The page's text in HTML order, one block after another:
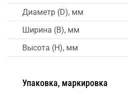
Диаметр (D), мм
Ширина (B), мм
Высота (H), мм
Упаковка, маркировка